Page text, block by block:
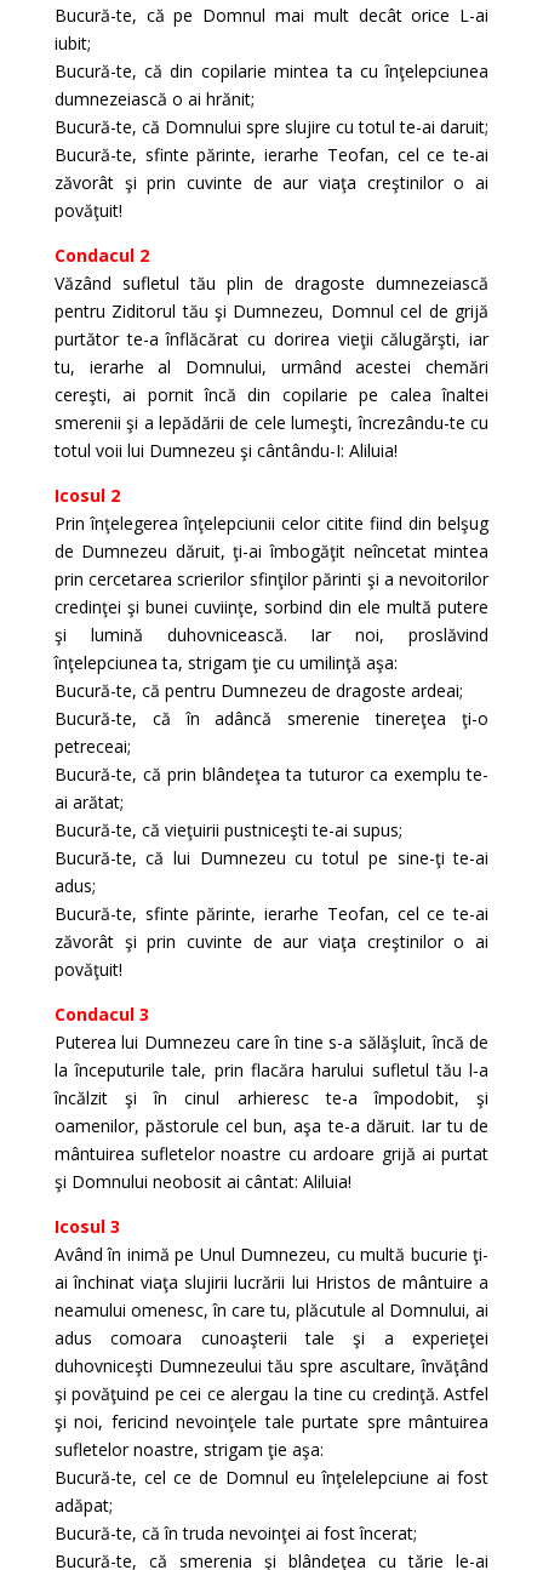
Bucură-te, că pe Domnul mai mult decât orice L-ai
iubit;
Bucură-te, că din copilarie mintea ta cu înţelepciunea
dumnezeiască o ai hrănit;
Bucură-te, că Domnului spre slujire cu totul te-ai daruit;
Bucură-te, sfinte părinte, ierarhe Teofan, cel ce te-ai
zăvorât şi prin cuvinte de aur viaţa creştinilor o ai
povăţuit!
Condacul 2
Văzând sufletul tău plin de dragoste dumnezeiască
pentru Ziditorul tău şi Dumnezeu, Domnul cel de grijă
purtător te-a înflăcărat cu dorirea vieţii călugărşti, iar
tu, ierarhe al Domnului, urmând acestei chemări
cereşti, ai pornit încă din copilarie pe calea înaltei
smerenii şi a lepădării de cele lumeşti, încrezându-te cu
totul voii lui Dumnezeu şi cântându-I: Aliluia!
Icosul 2
Prin înţelegerea înţelepciunii celor citite fiind din belşug
de Dumnezeu dăruit, ţi-ai îmbogăţit neîncetat mintea
prin cercetarea scrierilor sfinţilor părinti şi a nevoitorilor
credinţei şi bunei cuviinţe, sorbind din ele multă putere
şi lumină duhovnicească. Iar noi, proslăvind
înţelepciunea ta, strigam ţie cu umilinţă aşa:
Bucură-te, că pentru Dumnezeu de dragoste ardeai;
Bucură-te, că în adâncă smerenie tinereţea ţi-o
petreceai;
Bucură-te, că prin blândeţea ta tuturor ca exemplu te-
ai arătat;
Bucură-te, că vieţuirii pustniceşti te-ai supus;
Bucură-te, că lui Dumnezeu cu totul pe sine-ţi te-ai
adus;
Bucură-te, sfinte părinte, ierarhe Teofan, cel ce te-ai
zăvorât şi prin cuvinte de aur viaţa creştinilor o ai
povăţuit!
Condacul 3
Puterea lui Dumnezeu care în tine s-a sălăşluit, încă de
la începuturile tale, prin flacăra harului sufletul tău l-a
încălzit şi în cinul arhieresc te-a împodobit, şi
oamenilor, păstorule cel bun, aşa te-a dăruit. Iar tu de
mântuirea sufletelor noastre cu ardoare grijă ai purtat
şi Domnului neobosit ai cântat: Aliluia!
Icosul 3
Având în inimă pe Unul Dumnezeu, cu multă bucurie ţi-
ai închinat viaţa slujirii lucrării lui Hristos de mântuire a
neamului omenesc, în care tu, plăcutule al Domnului, ai
adus comoara cunoaşterii tale şi a experieţei
duhovniceşti Dumnezeului tău spre ascultare, învăţând
şi povăţuind pe cei ce alergau la tine cu credinţă. Astfel
şi noi, fericind nevoinţele tale purtate spre mântuirea
sufletelor noastre, strigam ţie aşa:
Bucură-te, cel ce de Domnul eu înţelelepciune ai fost
adăpat;
Bucură-te, că în truda nevoinţei ai fost încerat;
Bucură-te, că smerenia şi blândeţea cu tărie le-ai